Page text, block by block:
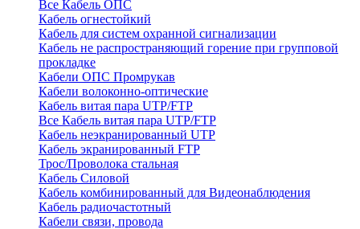
Все Кабель ОПС
Кабель огнестойкий
Кабель для систем охранной сигнализации
Кабель не распространяющий горение при групповой
прокладке
Кабели ОПС Промрукав
Кабели волоконно-оптические
Кабель витая пара UTP/FTP
Все Кабель витая пара UTP/FTP
Кабель неэкранированный UTP
Кабель экранированный FTP
Трос/Проволока стальная
Кабель Силовой
Кабель комбинированный для Видеонаблюдения
Кабель радиочастотный
Кабели связи, провода